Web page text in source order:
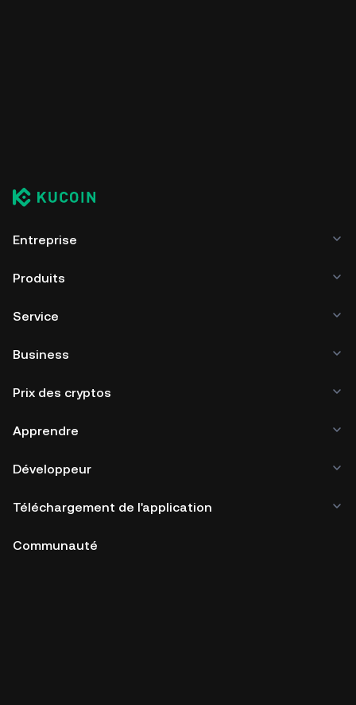
Entreprise
Produits
Service
Business
Prix des cryptos
Apprendre
Développeur
Téléchargement de l'application
Communauté